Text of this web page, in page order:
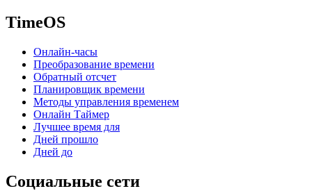
TimeOS
Онлайн-часы
Преобразование времени
Обратный отсчет
Планировщик времени
Методы управления временем
Онлайн Таймер
Лучшее время для
Дней прошло
Дней до
Социальные сети